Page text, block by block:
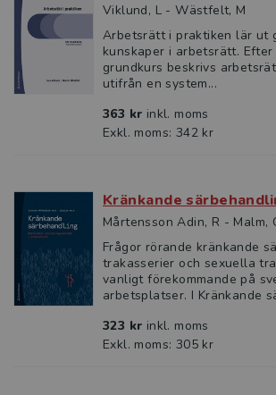
Viklund, L - Wästfelt, M
Arbetsrätt i praktiken lär ut
kunskaper i arbetsrätt.
grundkurs beskrivs
utifrån en system...
363 kr inkl. moms
Exkl. moms: 342 kr
Kränkande
Mårtensson Adin, R - Malm,
Frågor rörande kränkande
trakasserier och sexuella
vanligt förekommande på
arbetsplatser. I Kränkande
323 kr inkl. moms
Exkl. moms: 305 kr